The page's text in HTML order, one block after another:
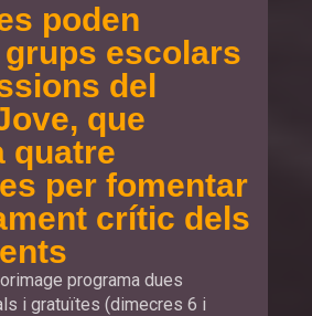
poden
escolars
del
que
quatre
per fomentar
crític dels
programa dues
i gratuïtes (dimecres 6 i